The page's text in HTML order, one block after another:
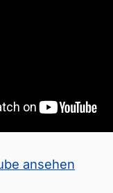
ansehen